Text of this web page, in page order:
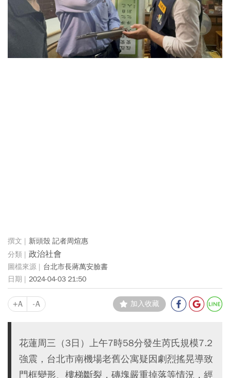
新頭殼 記者周煊惠
政治社會
台北市長蔣萬安臉書
2024-04-03 21:50
+A -A 加入收藏
花蓮周三（3日）上午7時58分發生芮氏規模7.2
強震，台北市南機場老舊公寓疑因劇烈搖晃導致
門框變形、樓梯斷裂，磚塊嚴重掉落等情況，經